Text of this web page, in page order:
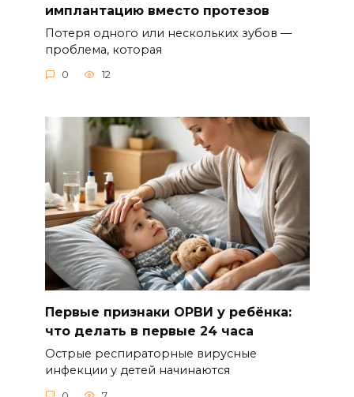
имплантацию вместо протезов
Потеря одного или нескольких зубов —
проблема, которая
0 12
Первые признаки ОРВИ у ребёнка:
что делать в первые 24 часа
Острые респираторные вирусные
инфекции у детей начинаются